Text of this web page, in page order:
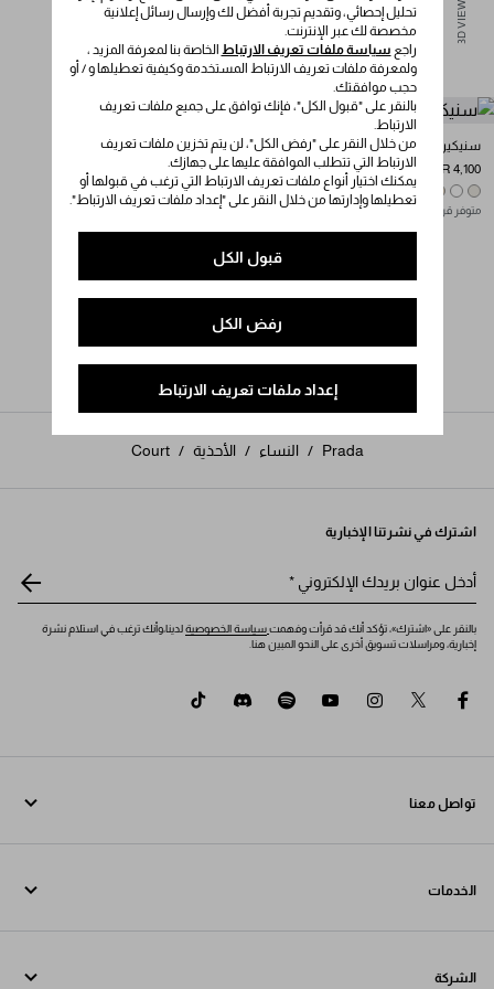
تحليل إحصائي، وتقديم تجربة أفضل لك وإرسال رسائل إعلانية
مخصصة لك عبر الإنترنت.
راجع سياسة ملفات تعريف الارتباط الخاصة بنا لمعرفة المزيد ،
ولمعرفة ملفات تعريف الارتباط المستخدمة وكيفية تعطيلها و / أو
حجب موافقتك.
بالنقر على "قبول الكل"، فإنك توافق على جميع ملفات تعريف
الارتباط.
من خلال النقر على "رفض الكل"، لن يتم تخزين ملفات تعريف
الارتباط التي تتطلب الموافقة عليها على جهازك.
يمكنك اختيار أنواع ملفات تعريف الارتباط التي ترغب في قبولها أو
تعطيلها وإدارتها من خلال النقر على "إعداد ملفات تعريف الارتباط".
قبول الكل
رفض الكل
إعداد ملفات تعريف الارتباط
3D VIEW
سنيكيرز Court جلد
SAR 4,100
CHALK WHITE
WHITE
DESERT BEIGE
متوفر قريباً عبر الإنترنت
Prada
/ النساء / الأحذية /
Court
اشترك في نشرتنا الإخبارية
أدخل عنوان بريدك الإلكتروني *
بالنقر على «اشترك»، تؤكد أنك قد قرأت وفهمتسياسة الخصوصيةلدينا،وأنك ترغب في استلام نشرة
إخبارية، ومراسلات تسويق أخرى على النحو المبين هنا.
facebook
twitter
instagram
youtube
spotify
discord
تواصل معنا
الخدمات
الشركة